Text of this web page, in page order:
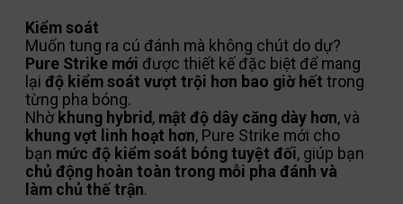
Kiểm soát
Muốn tung ra cú đánh mà không chút do dự?
Pure Strike mới được thiết kế đặc biệt để mang
lại độ kiểm soát vượt trội hơn bao giờ hết trong
từng pha bóng.
Nhờ khung hybrid , mật độ dây căng dày hơn, và
khung vợt linh hoạt hơn, Pure Strike mới cho
bạn mức độ kiểm soát bóng tuyệt đối, giúp bạn
chủ động hoàn toàn trong mỗi pha đánh và
làm chủ thế trận.